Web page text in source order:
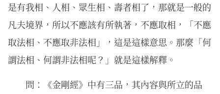
是有我相、人相、眾生相、壽者相了，那就是一般的
凡夫境界，所以不應該有所執著，不應取相，「不應
取法相、不應取非法相」，這是這樣意思。那麼「何
謂法相、何謂非法相呢？」就是這樣解釋。
問：《金剛經》中有三品，其內容與所立的品